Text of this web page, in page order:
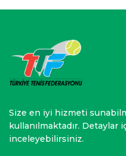
Size en iyi hizmeti
kullanılmaktadır. Detaylar
inceleyebilirsiniz.